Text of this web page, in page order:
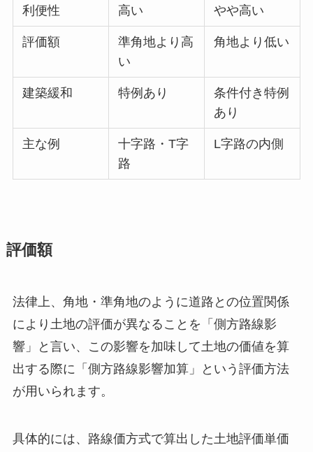
利便性 高い やや高い
評価額
準角地より高
い
角地より低い
建築緩和 特例あり
条件付き特例
あり
主な例
十字路・T字
路
L字路の内側
評価額
法律上、角地・準角地のように道路との位置関係
により土地の評価が異なることを「側方路線影
響」と言い、この影響を加味して土地の価値を算
出する際に「側方路線影響加算」という評価方法
が用いられます。
具体的には、路線価方式で算出した土地評価単価